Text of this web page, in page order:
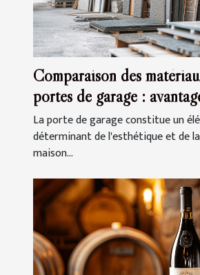
Comparaison des
portes de garage :
inconvénients
La porte de garage constitue un
déterminant de l'esthétique et de
maison...